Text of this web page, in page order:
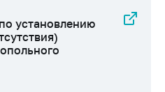
установлению